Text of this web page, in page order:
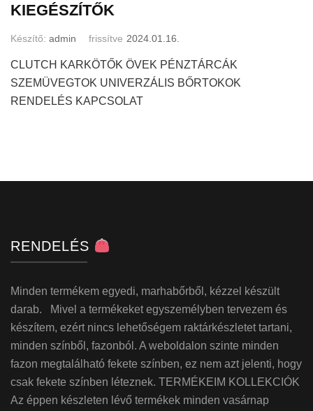
KIEGÉSZÍTŐK
Készítő: admin frissítve 2024.01.16.
CLUTCH KARKÖTŐK ÖVEK PÉNZTÁRCÁK
SZEMÜVEGTOK UNIVERZÁLIS BŐRTOKOK
RENDELÉS KAPCSOLAT
RENDELÉS
Minden termékem egyedi, marhabőrből, kézzel készült
darab. Mivel a termékeket egyszemélyben tervezem és
készítem, ezért nincs lehetőségem raktárkészletet tartani,
minden színből, fazonból. A weboldalon szinte minden
fazon megtalálható fekete színben, ez nem azt jelenti, hogy
csak fekete színben léteznek. TERMÉKEIM KOLLEKCIÓK
Az éppen készleten lévő termékek minden vasárnap